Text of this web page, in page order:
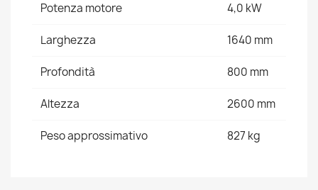
Potenza motore 4,0 kW
Larghezza 1640 mm
Profondità 800 mm
Altezza 2600 mm
Peso approssimativo 827 kg